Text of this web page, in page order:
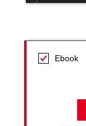
Ebook